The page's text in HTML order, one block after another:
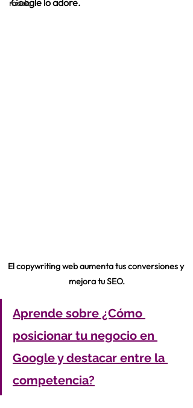
moda
Google lo adore.
El copywriting web aumenta tus conversiones y
mejora tu SEO.
Aprende sobre ¿Cómo
posicionar tu negocio en
Google y destacar entre la
competencia?